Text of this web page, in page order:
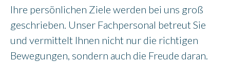
Ihre persönlichen Ziele werden bei uns groß
geschrieben. Unser Fachpersonal betreut Sie
und vermittelt Ihnen nicht nur die richtigen
Bewegungen, sondern auch die Freude daran.